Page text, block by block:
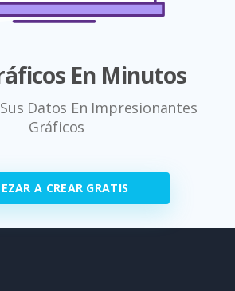
En Minutos
Datos En Impresionantes
Gráficos
A CREAR GRATIS